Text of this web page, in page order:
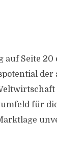
auf Seite 20
für